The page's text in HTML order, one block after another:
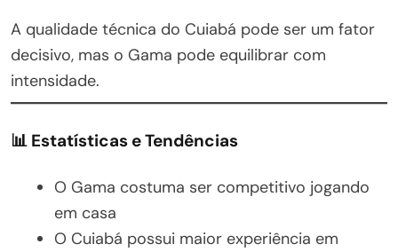
A qualidade técnica do Cuiabá pode ser um fator
decisivo, mas o Gama pode equilibrar com
intensidade.
📊 Estatísticas e Tendências
O Gama costuma ser competitivo jogando
em casa
O Cuiabá possui maior experiência em